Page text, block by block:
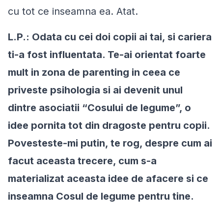
cu tot ce inseamna ea. Atat.
L.P.: Odata cu cei doi copii ai tai, si cariera
ti-a fost influentata. Te-ai orientat foarte
mult in zona de parenting in ceea ce
priveste psihologia si ai devenit unul
dintre asociatii “Cosului de legume”, o
idee pornita tot din dragoste pentru copii.
Povesteste-mi putin, te rog, despre cum ai
facut aceasta trecere, cum s-a
materializat aceasta idee de afacere si ce
inseamna Cosul de legume pentru tine.